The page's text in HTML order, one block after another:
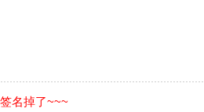
名掉了~~~